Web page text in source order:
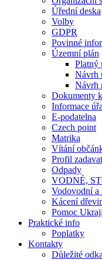
Úřední deska
Volby
GDPR
Povinné
Územní plán
Platný
Návrh
Návrh
Dokumenty
Informace
E-podatelna
Czech point
Matrika
Vítání
Profil
Odpady
VODNÉ,
Vodovodní
Kácení
Pomoc
Praktické info
Poplatky
Kontakty
Důležité